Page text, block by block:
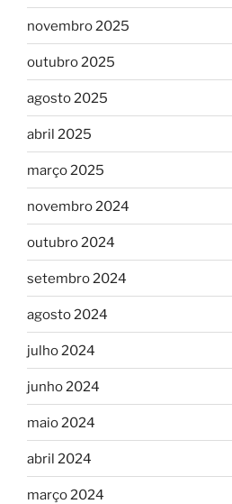
novembro 2025
outubro 2025
agosto 2025
abril 2025
março 2025
novembro 2024
outubro 2024
setembro 2024
agosto 2024
julho 2024
junho 2024
maio 2024
abril 2024
março 2024